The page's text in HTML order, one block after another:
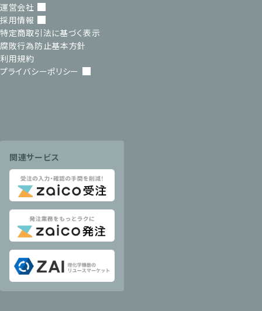
運営会社
採用情報
特定商取引法に基づく表示
腐敗行為防止基本方針
利用規約
プライバシーポリシー
関連サービス